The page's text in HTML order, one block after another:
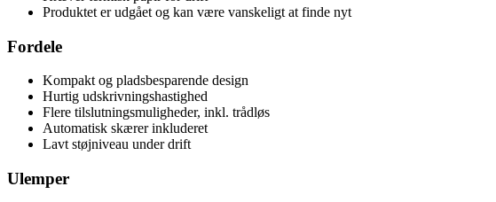
Produktet er udgået og kan være vanskeligt at finde nyt
Fordele
Kompakt og pladsbesparende design
Hurtig udskrivningshastighed
Flere tilslutningsmuligheder, inkl. trådløs
Automatisk skærer inkluderet
Lavt støjniveau under drift
Ulemper